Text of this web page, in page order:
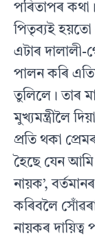
পৰিতাপৰ
পিতৃব্যই হয়তো
এটাৰ দালালী-
পালন কৰি
তুলিলে। তাৰ
মুখ‍্যমন্ত্ৰীলৈ
প্ৰতি থকা
হৈছে যেন
নায়ক’,
কৰিবলৈ
নায়কৰ দায়িত্ব